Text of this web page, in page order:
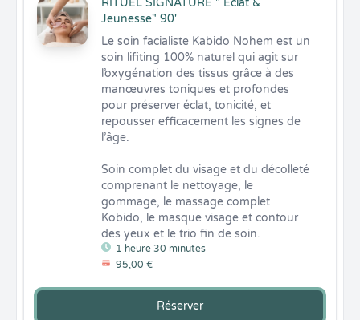
RITUEL SIGNATURE " Eclat &
Jeunesse" 90'
1 heure 30 minutes
95,00 €
Le soin facialiste Kabido Nohem est un
soin lifiting 100% naturel qui agit sur
l’oxygénation des tissus grâce à des
manœuvres toniques et profondes
pour préserver éclat, tonicité, et
repousser efficacement les signes de
l’âge.
Soin complet du visage et du décolleté
comprenant le nettoyage, le
gommage, le massage complet
Kobido, le masque visage et contour
des yeux et le trio fin de soin.
Réserver